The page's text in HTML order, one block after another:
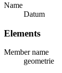
Name
Datum
Elements
Member name
geometrie